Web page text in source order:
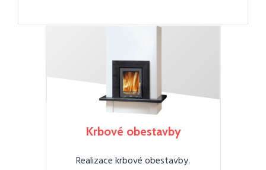
Krbové obestavby
Realizace krbové obestavby.